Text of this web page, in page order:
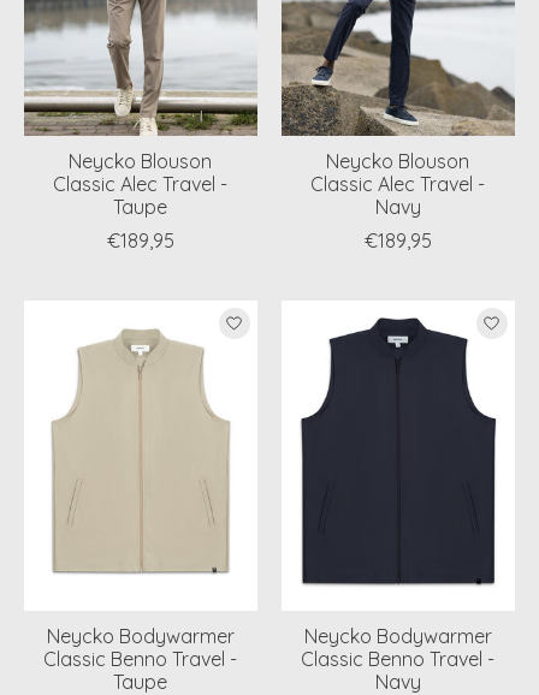
Neycko Blouson
Classic Alec Travel -
Taupe
€189,95
Neycko Blouson
Classic Alec Travel -
Navy
€189,95
Neycko Bodywarmer
Classic Benno Travel -
Taupe
Neycko Bodywarmer
Classic Benno Travel -
Navy